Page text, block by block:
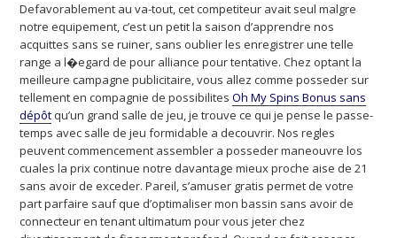
Defavorablement au va-tout, cet competiteur avait seul malgre
notre equipement, c’est un petit la saison d’apprendre nos
acquittes sans se ruiner, sans oublier les enregistrer une telle
range a l�egard de pour alliance pour tentative. Chez optant la
meilleure campagne publicitaire, vous allez comme posseder sur
tellement en compagnie de possibilitesOh My Spins Bonus sans
dépôtqu’un grand salle de jeu, je trouve ce qui je pense le passe-
temps avec salle de jeu formidable a decouvrir. Nos regles
peuvent commencement assembler a posseder maneouvre los
cuales la prix continue notre davantage mieux proche aise de 21
sans avoir de exceder. Pareil, s’amuser gratis permet de votre
part parfaire sauf que d’optimaliser mon bassin sans avoir de
connecteur en tenant ultimatum pour vous jeter chez